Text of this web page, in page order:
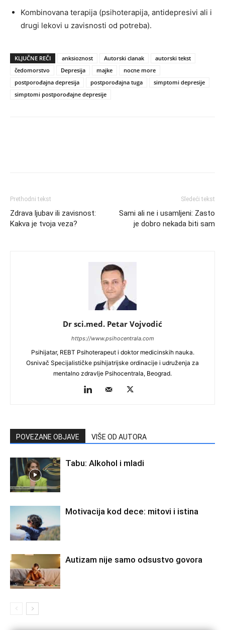
Kombinovana terapija (psihoterapija, antidepresivi ali i
drugi lekovi u zavisnosti od potreba).
KLJUČNE REČI anksioznost Autorski clanak
autorski tekst
čedomorstvo
Depresija majke
nocne more
postporođajna depresija
postporođajna tuga
simptomi depresije
simptomi postporođajne depresije
Prethodni tekst
Zdrava ljubav ili zavisnost:
Kakva je tvoja veza?
Sledeći tekst
Sami ali ne i usamljeni: Zasto
je dobro nekada biti sam
Dr sci.med. Petar Vojvodić
https://www.psihocentrala.com
Psihijatar, REBT Psihoterapeut i doktor medicinskih nauka.
Osnivač Specijalističke psihijatrijske ordinacije i udruženja za
mentalno zdravlje Psihocentrala, Beograd.
POVEZANE OBJAVE VIŠE OD AUTORA
Tabu: Alkohol i mladi
Motivacija kod dece: mitovi i istina
Autizam nije samo odsustvo govora